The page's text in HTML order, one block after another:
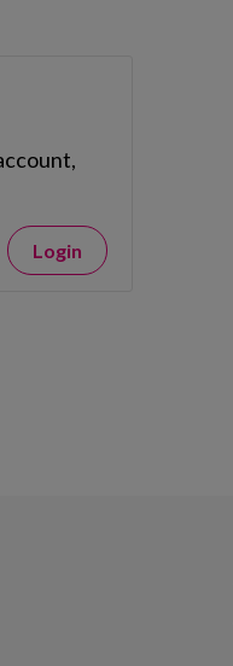
Login